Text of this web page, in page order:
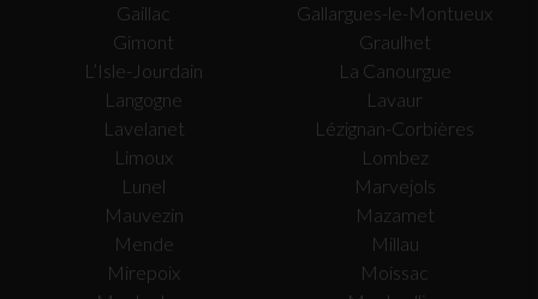
Gaillac
Gallargues-le-Montueux
Gimont
Graulhet
L’Isle-Jourdain
La Canourgue
Langogne
Lavaur
Lavelanet
Lézignan-Corbières
Limoux
Lombez
Lunel
Marvejols
Mauvezin
Mazamet
Mende
Millau
Mirepoix
Moissac